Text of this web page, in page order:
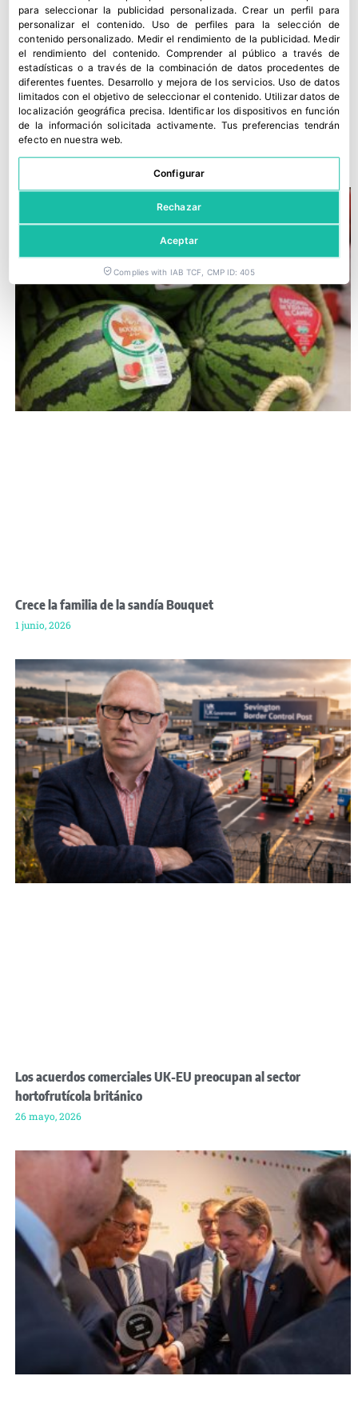
Alimer reivindica el valor del cooperativismo en su 20
aniversario
Crece la familia de la sandía Bouquet
1 junio, 2026
Los acuerdos comerciales UK-EU preocupan al sector
hortofrutícola británico
26 mayo, 2026
para seleccionar la publicidad personalizada.Crear un perfil para
personalizar el contenido. Uso de perfiles para la selección de
contenido personalizado. Medir el rendimiento de la publicidad. Medir
el rendimiento del contenido.Comprender al público a través de
estadísticas o a través de la combinación de datos procedentes de
diferentes fuentes. Desarrollo y mejora de los servicios. Uso de datos
limitados con el objetivo de seleccionar el contenido. Utilizar datos de
localización geográfica precisa. Identificar los dispositivos en función
de la información solicitada activamente. Tus preferencias tendrán
efecto en nuestra web.
Configurar
Rechazar
Aceptar
Complies with IAB TCF, CMP ID: 405